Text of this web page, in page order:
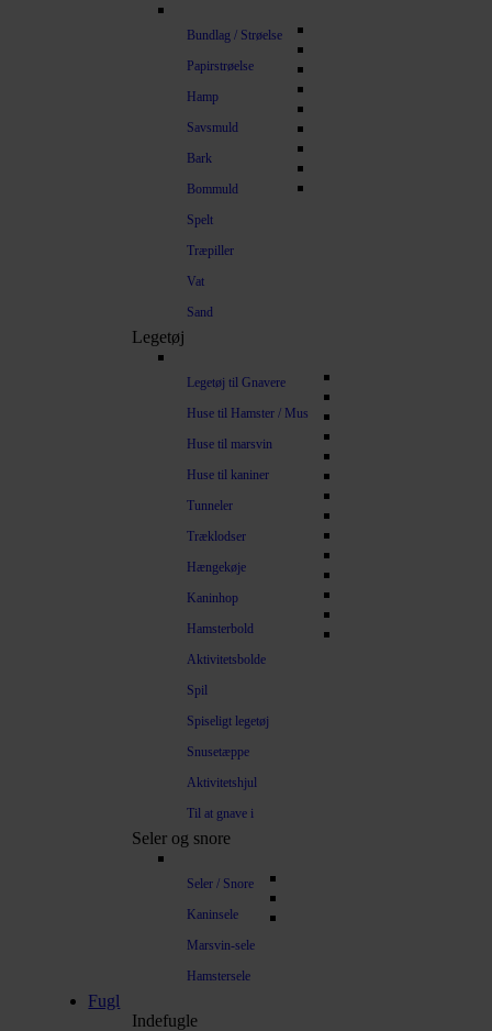
Bundlag / Strøelse
Papirstrøelse
Hamp
Savsmuld
Bark
Bommuld
Spelt
Træpiller
Vat
Sand
Legetøj
Legetøj til Gnavere
Huse til Hamster / Mus
Huse til marsvin
Huse til kaniner
Tunneler
Træklodser
Hængekøje
Kaninhop
Hamsterbold
Aktivitetsbolde
Spil
Spiseligt legetøj
Snusetæppe
Aktivitetshjul
Til at gnave i
Seler og snore
Seler / Snore
Kaninsele
Marsvin-sele
Hamstersele
Fugl
Indefugle